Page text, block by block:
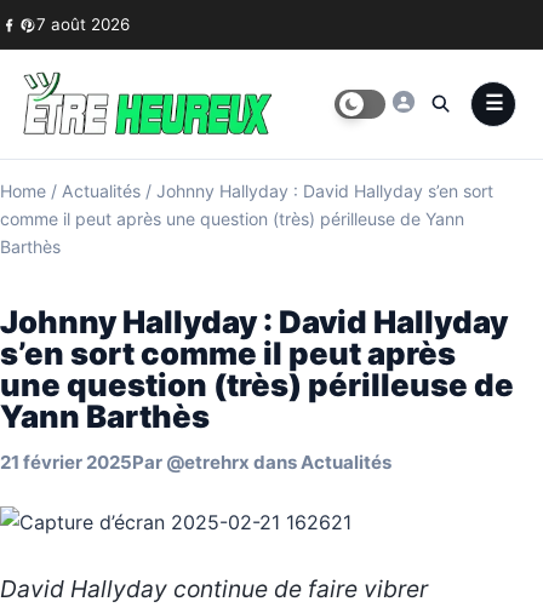
Skip to content
7 août 2026
Home / Actualités / Johnny Hallyday : David Hallyday s’en sort
comme il peut après une question (très) périlleuse de Yann
Barthès
Johnny Hallyday : David Hallyday
s’en sort comme il peut après
une question (très) périlleuse de
Yann Barthès
21 février 2025Par @etrehrx dansActualités
David Hallyday continue de faire vibrer